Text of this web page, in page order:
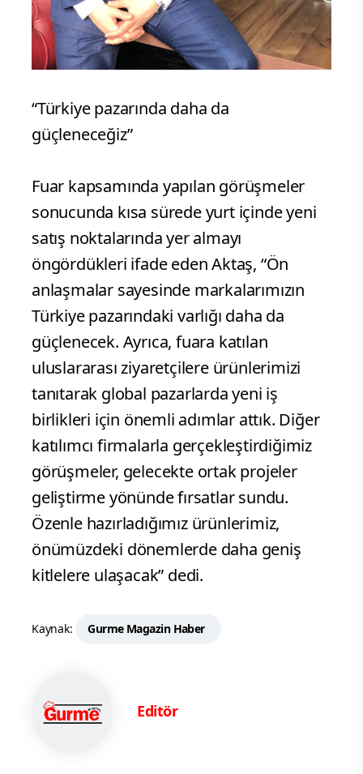
“Türkiye pazarında daha da
güçleneceğiz”
Fuar kapsamında yapılan görüşmeler
sonucunda kısa sürede yurt içinde yeni
satış noktalarında yer almayı
öngördükleri ifade eden Aktaş, “Ön
anlaşmalar sayesinde markalarımızın
Türkiye pazarındaki varlığı daha da
güçlenecek. Ayrıca, fuara katılan
uluslararası ziyaretçilere ürünlerimizi
tanıtarak global pazarlarda yeni iş
birlikleri için önemli adımlar attık. Diğer
katılımcı firmalarla gerçekleştirdiğimiz
görüşmeler, gelecekte ortak projeler
geliştirme yönünde fırsatlar sundu.
Özenle hazırladığımız ürünlerimiz,
önümüzdeki dönemlerde daha geniş
kitlelere ulaşacak” dedi.
Kaynak: Gurme Magazin Haber
Editör